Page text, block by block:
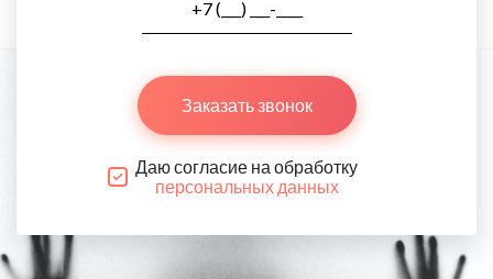
Заказать звонок
Даю согласие на обработку
персональных данных